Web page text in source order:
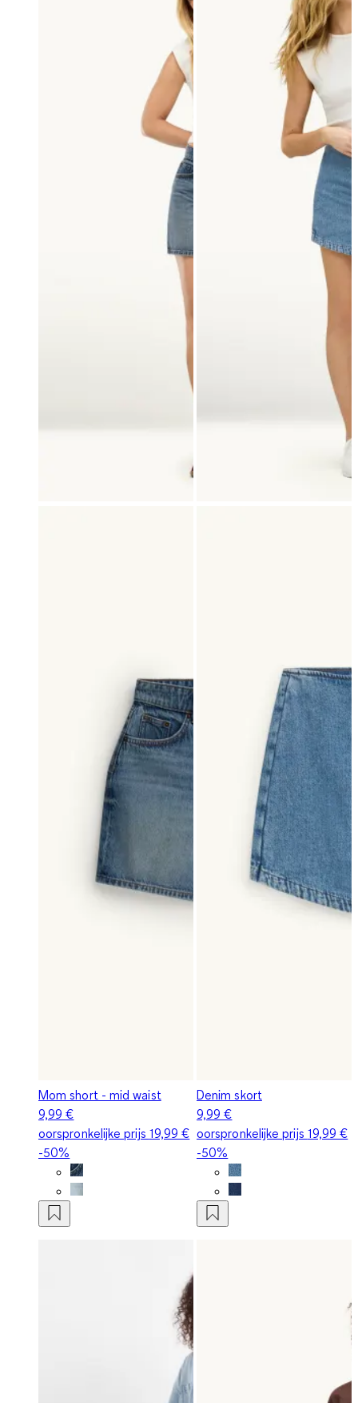
Mom short - mid waist
9,99 €
oorspronkelijke prijs 19,99 €
-50%
Denim skort
9,99 €
oorspronkelijke prijs 19,99 €
-50%